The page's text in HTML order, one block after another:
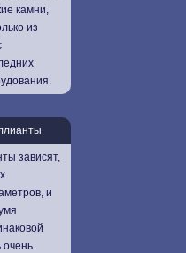
камни,
из
зависят,
и